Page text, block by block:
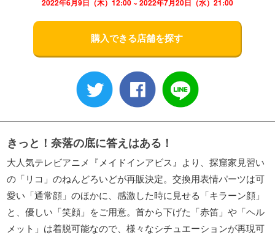
購入できる店舗を探す
きっと！奈落の底に答えはある！
大人気テレビアニメ『メイドインアビス』より、探窟家見習い
の「リコ」のねんどろいどが再販決定。交換用表情パーツは可
愛い「通常顔」のほかに、感激した時に見せる「キラーン顔」
と、優しい「笑顔」をご用意。首から下げた「赤笛」や「ヘル
メット」は着脱可能なので、様々なシチュエーションが再現可